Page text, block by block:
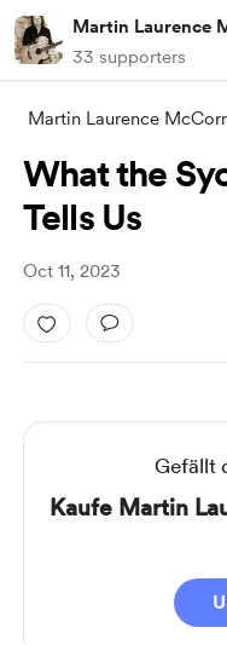
Martin Laurence
33 supporters
Martin Laurence
What the
Tells Us
Oct 11, 2023
Gefällt
Kaufe Martin